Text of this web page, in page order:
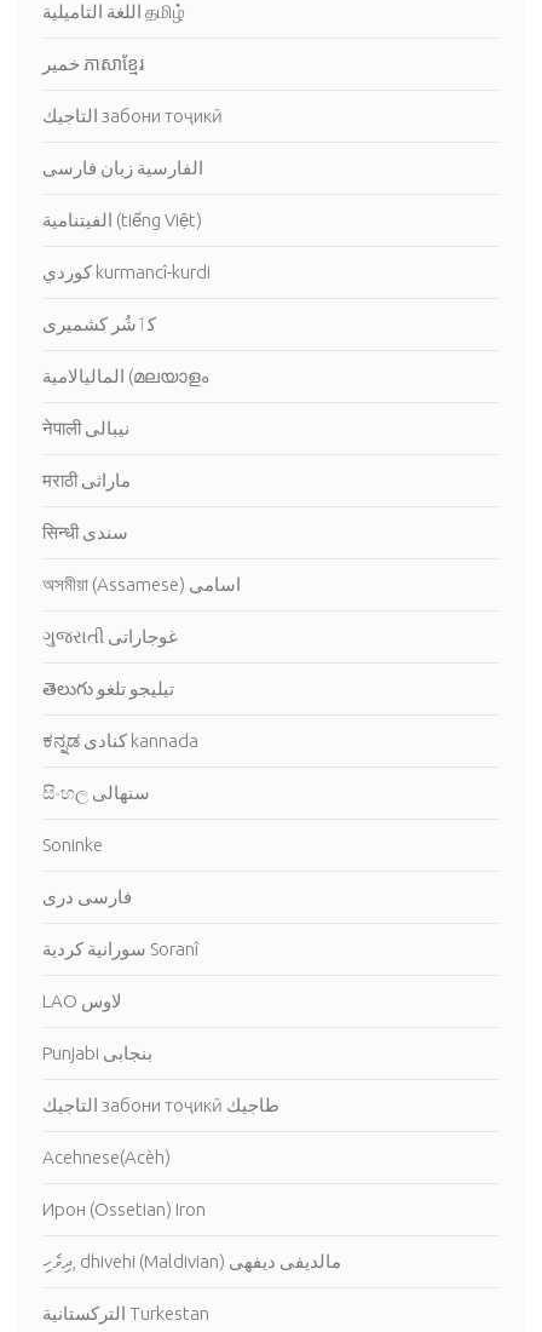
اللغة التاميلية தமிழ்
خمير ភាសាខ្មែរ
التاجيك забони тоҷикӣ
الفارسية زبان فارسی
الفيتنامية (tiếng Việt)
كوردي kurmancî-kurdi
کٲشُر كشميرى
الماليالامية (മലയാളം ‎
नेपाली نيبالى
मराठी ماراثى
सिन्धी سندى
অসমীয়া (Assamese) اسامى
ગુજરાતી غوجاراتى
తెలుగు تيليجو تلغو
ಕನ್ನಡ كنادى kannada
සිංහල سنهالى
Soninke
فارسى درى
سورانية كردية Soranî
LAO لاوس
Punjabi بنجابى
التاجيك забони тоҷикӣ طاجيك
Acehnese(Acèh)
Ирон (Ossetian) Iron
ދިވެހި, dhivehi (Maldivian) مالديفى ديفهى
التركستانية Turkestan